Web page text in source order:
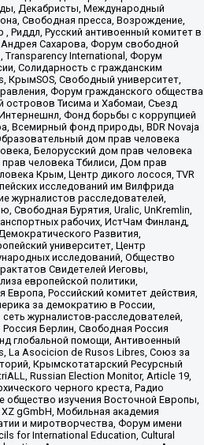
Декабристы, Международный
Свободная пресса, Возрождение,
, Риддл, Русский антивоенный комитет в
Сахарова, Форум свободной
International, Форум
Солидарность с гражданским
КрымSOS, Свободный университет,
Форум гражданского общества
островов Тисима и Хабомаи, Съезд
Фонд борьбы с коррупцией
Всемирный фонд природы, BDR Novaja
дом прав человека
Белорусский дом прав человека
человека Тбилиси, Дом прав
Крым, Центр дикого лосося, TVR
исследований им Вилфрида
журналистов расследователей,
Свободная Бурятия, Uralic, UnKremlin,
рабочих, ИстЧам Финланд,
Развития,
университет, Центр
исследований, Общество
Свидетелей Иеговы,
европейской политики,
Европа, Российский комитет действия,
за демократию в России,
журналистов-расследователей,
Берлин, Свободная Россия
глобальной помощи, Антивоенный
La Asocicion de Rusos Libres, Союз за
Крымскотатарский Ресурсный
Russian Election Monitor, Article 19,
черного креста, Радио
общество изучения Восточной Европы,
gGmbH, Мобильная академия
и миротворчества, Форум имени
for International Education, Cultural